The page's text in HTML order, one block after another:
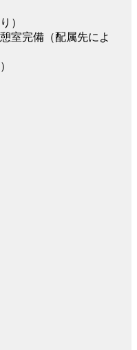
）
室完備（配属先によ